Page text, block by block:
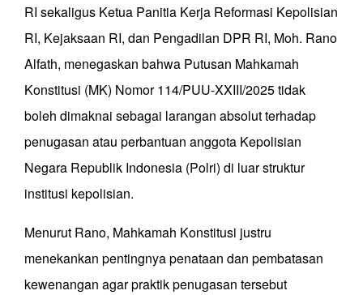
RI sekaligus Ketua Panitia Kerja Reformasi Kepolisian
RI, Kejaksaan RI, dan Pengadilan DPR RI, Moh. Rano
Alfath, menegaskan bahwa Putusan Mahkamah
Konstitusi (MK) Nomor 114/PUU-XXIII/2025 tidak
boleh dimaknai sebagai larangan absolut terhadap
penugasan atau perbantuan anggota Kepolisian
Negara Republik Indonesia (Polri) di luar struktur
institusi kepolisian.
Menurut Rano, Mahkamah Konstitusi justru
menekankan pentingnya penataan dan pembatasan
kewenangan agar praktik penugasan tersebut